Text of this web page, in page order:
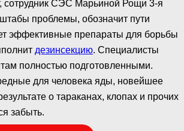
сотрудник СЭС Марьиной Рощи 3-я
проблемы, обозначит пути
эффективные препараты для борьбы
дезинсекцию. Специалисты
полностью подготовленными.
для человека яды, новейшее
о тараканах, клопах и прочих
забыть.